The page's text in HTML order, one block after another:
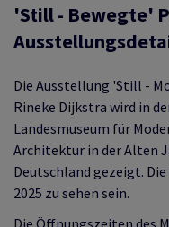
'Still - Bewegte'
Die Ausstellung 'Still -
Rineke Dijkstra wird in
Landesmuseum für
Architektur in der Alten
Deutschland gezeigt.
2025 zu sehen sein.